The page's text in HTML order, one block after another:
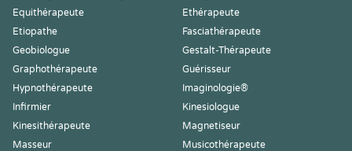
Equithérapeute
Ethérapeute
Etiopathe
Fasciathérapeute
Geobiologue
Gestalt-Thérapeute
Graphothérapeute
Guérisseur
Hypnothérapeute
Imaginologie®
Infirmier
Kinesiologue
Kinesithérapeute
Magnetiseur
Masseur
Musicothérapeute